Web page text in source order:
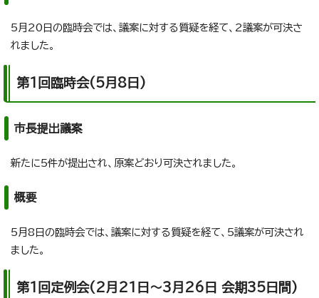
5月20日の臨時会では、議案に対する質疑を経て、2議案が可決さ
れました。
第1回臨時会(5月8日)
市長提出議案
新たに5件が提出され、原案どおり可決されました。
概要
5月8日の臨時会では、議案に対する質疑を経て、5議案が可決され
ました。
第1回定例会(2月21日～3月26日 会期35日間)